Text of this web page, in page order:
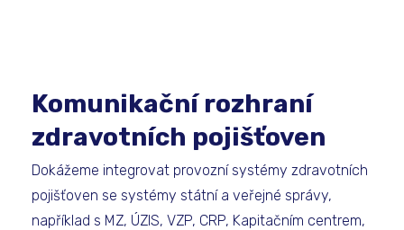
Komunikační rozhraní
zdravotních pojišťoven
Dokážeme integrovat provozní systémy zdravotních
pojišťoven se systémy státní a veřejné správy,
například s MZ, ÚZIS, VZP, CRP, Kapitačním centrem,